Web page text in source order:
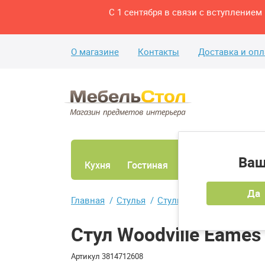
С 1 сентября в связи с
О магазине Контакты Доставка и
Да
Кухня Гостиная
Главная Стулья Стулья для кухни и
Стул Woodville
Артикул 3814712608